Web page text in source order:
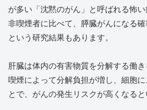
が多い「沈黙のがん」と呼ばれる怖
非喫煙者に比べて、膵臓がんになる
という研究結果もあります。
肝臓は体内の有害物質を分解する働き
喫煙によって分解負担が増し、細胞
とで、がんの発生リスクが高くなると